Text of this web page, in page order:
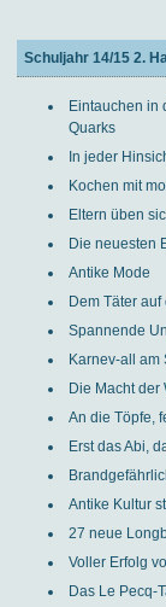
Schuljahr 14/15 2.
Eintauchen in
Quarks
In jeder
Kochen mit
Eltern üben
Die neuesten
Antike Mode
Dem Täter
Spannende
Karnev-all am
Die Macht der
An die Töpfe,
Erst das Abi,
Antike Kultur
27 neue
Voller Erfolg
Das Le Pecq-